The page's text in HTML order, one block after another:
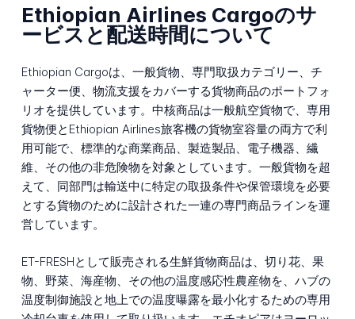
Ethiopian Airlines Cargoのサ
ービスと配送時間について
Ethiopian Cargoは、一般貨物、専門取扱カテゴリー、チ
ャーター便、物流支援をカバーする貨物商品のポートフォ
リオを提供しています。中核商品は一般航空貨物で、専用
貨物便とEthiopian Airlines旅客機の貨物室容量の両方で利
用可能で、標準的な商業商品、製造製品、電子機器、繊
維、その他の非危険物を対象としています。一般貨物を超
えて、同部門は輸送中に特定の取扱条件や保管環境を必要
とする貨物のために設計された一連の専門商品ラインを運
営しています。
ET-FRESHとして販売される生鮮貨物商品は、切り花、果
物、野菜、海産物、その他の温度感応性農産物を、ハブの
温度制御施設と地上での温度曝露を最小化するための専用